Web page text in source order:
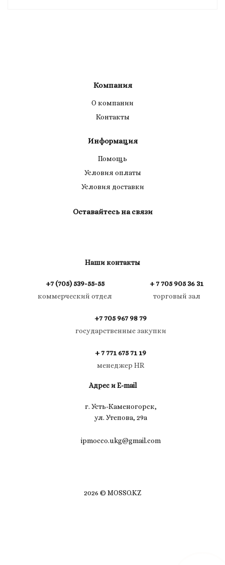
Компания
О компании
Контакты
Информация
Помощь
Условия оплаты
Условия доставки
Оставайтесь на связи
Наши контакты
+7 (705) 539-55-55
коммерческий отдел
+ 7 705 905 36 31
торговый зал
+7 705 967 98 79
государственные закупки
+ 7 771 675 71 19
менеджер HR
Адрес и E-mail
г. Усть-Каменогорск,
ул. Утепова, 29а
ipmocco.ukg@gmail.com
2026 © MOSSO.KZ